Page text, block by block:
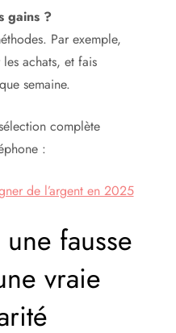
gains ?
Par exemple,
achats, et fais
semaine.
complète
:
de l’argent en 2025
fausse
vraie